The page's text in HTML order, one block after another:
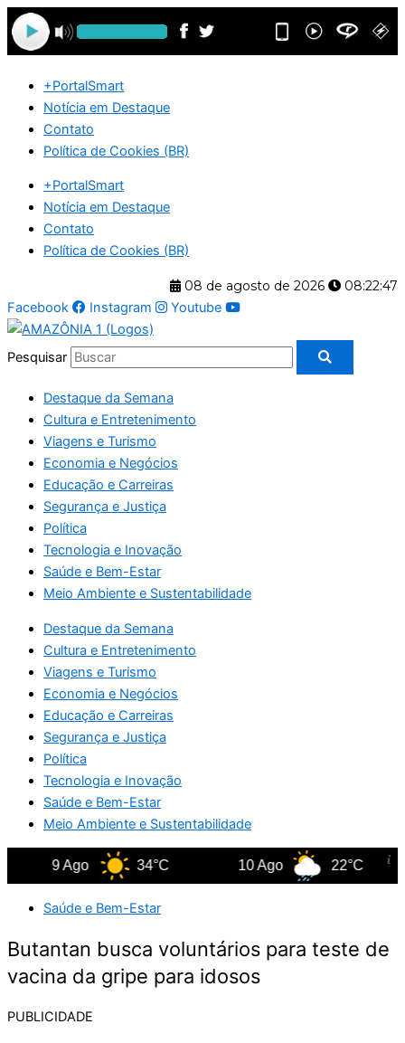
Ir
para
o
+PortalSmart
Notícia em Destaque
Contato
Política de Cookies (BR)
+PortalSmart
Notícia em Destaque
Contato
Política de Cookies (BR)
08 de agosto de 2026
08:22:47
Facebook
Instagram Youtube
Pesquisar
Destaque da Semana
Cultura e Entretenimento
Viagens e Turismo
Economia e Negócios
Educação e Carreiras
Segurança e Justiça
Política
Tecnologia e Inovação
Saúde e Bem-Estar
Meio Ambiente e Sustentabilidade
Destaque da Semana
Cultura e Entretenimento
Viagens e Turismo
Economia e Negócios
Educação e Carreiras
Segurança e Justiça
Política
Tecnologia e Inovação
Saúde e Bem-Estar
Meio Ambiente e Sustentabilidade
9 Ago 34°C 10 Ago 22°C
Saúde e Bem-Estar
Butantan busca voluntários para teste de
vacina da gripe para idosos
PUBLICIDADE